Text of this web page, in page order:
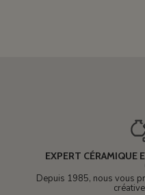
EXPERT CÉRAMIQUE
Depuis 1985, nous vous